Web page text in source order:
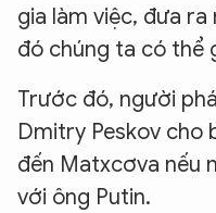
gia làm việc, đưa
đó chúng ta có thể
Trước đó, người
Dmitry Peskov cho
đến Matxcơva nếu
với ông Putin.